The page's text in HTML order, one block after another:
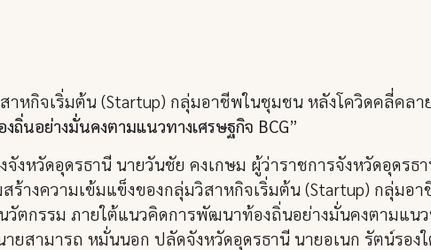
หกิจเริ่มต้น (Startup) กลุ่มอาชีพในชุมชน หลังโควิดคลี่คลา
นอย่างมั่นคงตามแนวทางเศรษฐกิจ BCG”
หวัดอุดรธานี นายวันชัย คงเกษม ผู้ว่าราชการจังหวัดอุดรธ
างความเข้มแข็งของกลุ่มวิสาหกิจเริ่มต้น (Startup) กลุ่มอ
ตกรรม ภายใต้แนวคิดการพัฒนาท้องถิ่นอย่างมั่นคงตามแนว
ยสามารถ หมั่นนอก ปลัดจังหวัดอุดรธานี นายอเนก รัตน์รอง